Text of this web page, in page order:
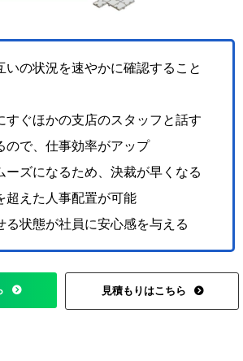
いの状況を速やかに確認すること
すぐほかの支店のスタッフと話す
ので、仕事効率がアップ
ーズになるため、決裁が早くなる
超えた人事配置が可能
る状態が社員に安心感を与える
見積もりはこちら